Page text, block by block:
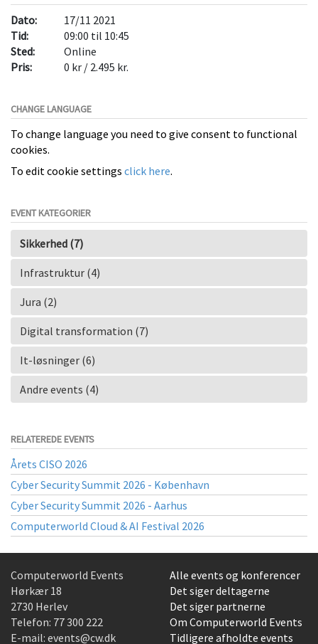
Dato:
17/11 2021
Tid:
09:00 til 10:45
Sted:
Online
Pris:
0 kr / 2.495 kr.
CHANGE LANGUAGE
To change language you need to give consent to functional
cookies.
To edit cookie settings click here.
EVENT KATEGORIER
Sikkerhed (7)
Infrastruktur (4)
Jura (2)
Digital transformation (7)
It-løsninger (6)
Andre events (4)
RELATEREDE EVENTS
Årets CISO 2026
Cyber Security Summit 2026 - København
Cyber Security Summit 2026 - Aarhus
Computerworld Cloud & AI Festival 2026
Computerworld Events
Hørkær 18
2730 Herlev
Telefon: 77 300 222
E-mail: events@cw.dk
Alle events og konferencer
Det siger deltagerne
Det siger partnerne
Om Computerworld Events
Tidligere afholdte events